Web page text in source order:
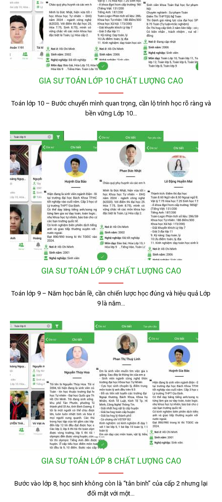
GIA SƯ TOÁN LỚP 10 CHẤT LƯỢNG CAO
Toán lớp 10 – Bước chuyển mình quan trọng, cần lộ trình học rõ ràng và
bền vững Lớp 10…
GIA SƯ TOÁN LỚP 9 CHẤT LƯỢNG CAO
Toán lớp 9 – Năm học bản lề, cần chiến lược học đúng và hiệu quả Lớp
9 là năm…
GIA SƯ TOÁN LỚP 8 CHẤT LƯỢNG CAO
Bước vào lớp 8, học sinh không còn là “tân binh” của cấp 2 nhưng lại
đối mặt với một…